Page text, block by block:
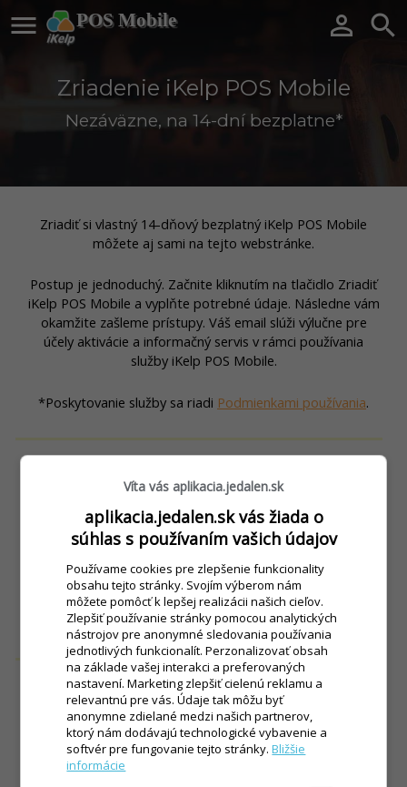
POS Mobile
  
Zriadenie iKelp POS Mobile
Nezáväzne, na 14-dní bezplatne*
Zriadiť si vlastný 14-dňový bezplatný iKelp POS Mobile
môžete aj sami na tejto webstránke.
Postup je jednoduchý. Začnite kliknutím na tlačidlo Zriadiť
iKelp POS Mobile a vyplňte potrebné údaje. Následne vám
okamžite zašleme prístupy. Váš email slúži výlučne pre
účely aktivácie a informačný servis v rámci používania
služby iKelp POS Mobile.
*Poskytovanie služby sa riadi Podmienkami používania.
Zriaďte si svoj vlastný:
ZRIADIŤ IKELP POS MOBILE
Získajte vlastný iKelp POS Mobile za pár
sekúnd.
Presvedčte sa sami aké je to jednoduché s aplikáciou ako
stvorenou pre vašu reštauráciu, kaviareň či bar!
Víta vás aplikacia.jedalen.sk
aplikacia.jedalen.sk vás žiada o
súhlas s používaním vašich údajov
Používame cookies pre zlepšenie funkcionality
obsahu tejto stránky. Svojím výberom nám
môžete pomôcť k lepšej realizácii našich cieľov.
Zlepšiť používanie stránky pomocou analytických
nástrojov pre anonymné sledovania používania
jednotlivých funkcionalít. Perzonalizovať obsah
na základe vašej interakci a preferovaných
nastavení. Marketing zlepšiť cielenú reklamu a
relevantnú pre vás. Údaje tak môžu byť
anonymne zdielané medzi našich partnerov,
ktorý nám dodávajú technologické vybavenie a
softvér pre fungovanie tejto stránky.Bližšie
informácie